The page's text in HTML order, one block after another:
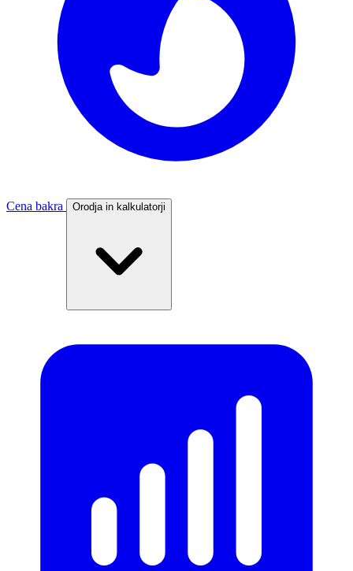
Cena bakra Orodja in kalkulatorji